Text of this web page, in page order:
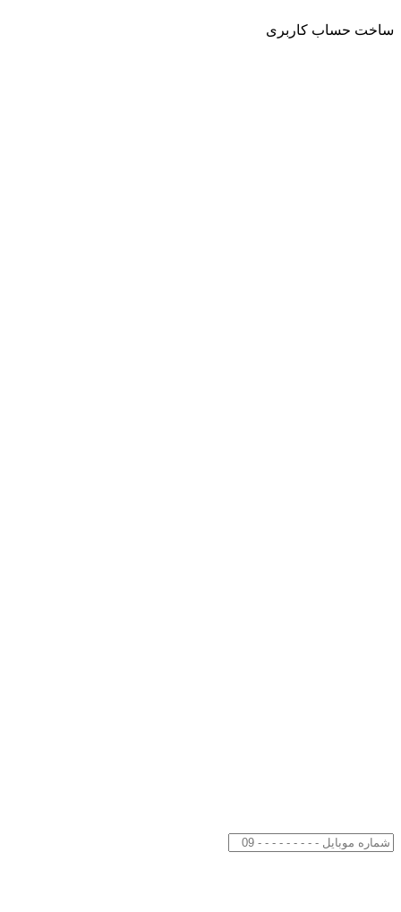
ساخت حساب کاربری